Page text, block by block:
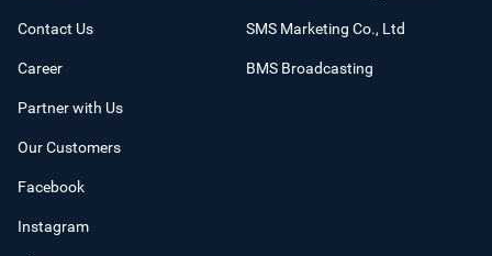
Contact Us
Career
Partner with Us
Our Customers
Facebook
Instagram
SMS Marketing Co., Ltd
BMS Broadcasting